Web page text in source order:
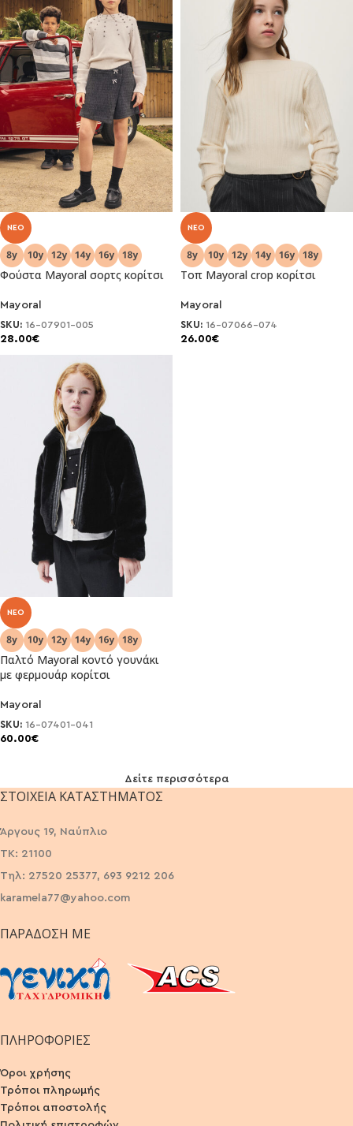
NEO
Φούστα Μayoral σορτς κορίτσι
Mayoral
SKU: 16-07901-005
28.00€
NEO
Τοπ Μayoral crop κορίτσι
Mayoral
SKU: 16-07066-074
26.00€
NEO
Παλτό Μayoral κοντό γουνάκι
με φερμουάρ κορίτσι
Mayoral
SKU: 16-07401-041
60.00€
Δείτε περισσότερα
ΣΤΟΙΧΕΊΑ ΚΑΤΑΣΤΉΜΑΤΟΣ
Άργους 19, Ναύπλιο
ΤΚ: 21100
Τηλ: 27520 25377, 693 9212 206
karamela77@yahoo.com
ΠΑΡΆΔΟΣΗ ΜΕ
ΠΛΗΡΟΦΟΡΙΕΣ
Όροι χρήσης
Τρόποι πληρωμής
Τρόποι αποστολής